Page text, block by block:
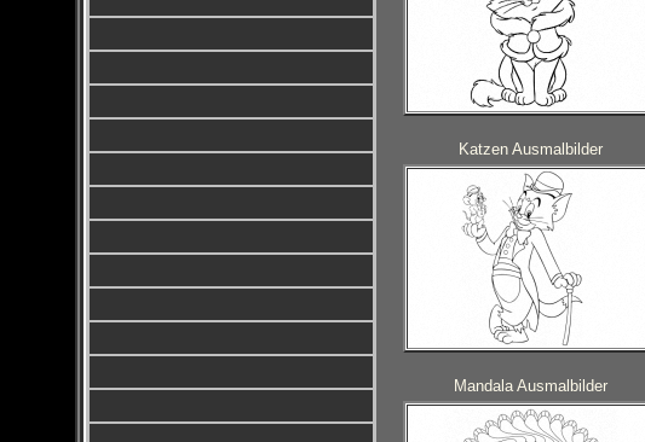
Katzen Ausmalbilder
Mandala Ausmalbilder